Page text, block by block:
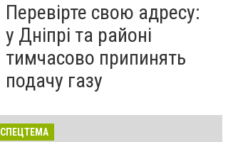
Перевірте свою адресу:
у Дніпрі та районі
тимчасово припинять
подачу газу
СПЕЦТЕМА